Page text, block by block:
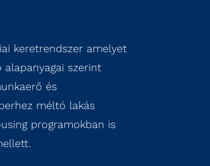
keretrendszer amelyet
alapanyagai szerint
és
méltó lakás
programokban is